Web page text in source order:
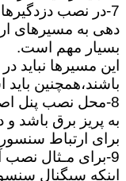
7-در نصب
دهی به مسیرهای
بسیار مهم است.
این مسیرها نباید
باشند،همچنین باید
8-محل نصب پنل
به پریز برق باشد و
برای ارتباط
9-برای مـثال نصب
اینکه سیگنال